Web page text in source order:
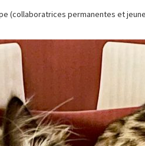
(collaboratrices permanentes et